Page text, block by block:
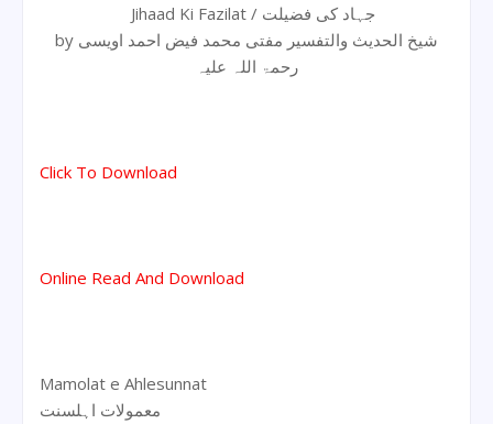
Jihaad Ki Fazilat / جہاد کی فضیلت
by شیخ الحدیث والتفسیر مفتی محمد فیض احمد اویسی
رحمۃ اللہ علیہ
Click To Download
Online Read And Download
Mamolat e Ahlesunnat
معمولات اہلسنت